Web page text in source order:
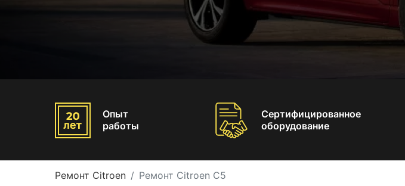
Опыт
работы
Сертифицированное
оборудование
Ремонт Citroen Ремонт Citroen C5